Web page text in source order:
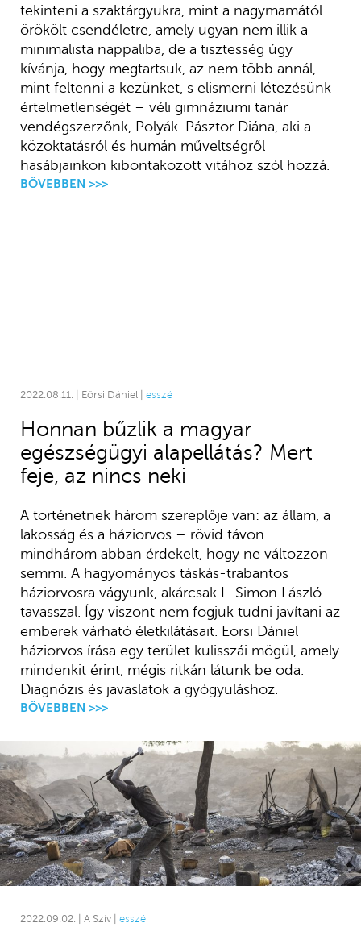
2022.09.02. | A Szív | esszé
2022.08.11. | Eörsi Dániel | esszé
Honnan bűzlik a magyar
egészségügyi alapellátás? Mert
feje, az nincs neki
A történetnek három szereplője van: az állam, a
lakosság és a háziorvos – rövid távon
mindhárom abban érdekelt, hogy ne változzon
semmi. A hagyományos táskás-trabantos
háziorvosra vágyunk, akárcsak L. Simon László
tavasszal. Így viszont nem fogjuk tudni javítani az
emberek várható életkilátásait. Eörsi Dániel
háziorvos írása egy terület kulisszái mögül, amely
mindenkit érint, mégis ritkán látunk be oda.
Diagnózis és javaslatok a gyógyuláshoz.
BŐVEBBEN >>>
tekinteni a szaktárgyukra, mint a nagymamától
örökölt csendéletre, amely ugyan nem illik a
minimalista nappaliba, de a tisztesség úgy
kívánja, hogy megtartsuk, az nem több annál,
mint feltenni a kezünket, s elismerni létezésünk
értelmetlenségét – véli gimnáziumi tanár
vendégszerzőnk, Polyák-Pásztor Diána, aki a
közoktatásról és humán műveltségről
hasábjainkon kibontakozott vitához szól hozzá.
BŐVEBBEN >>>